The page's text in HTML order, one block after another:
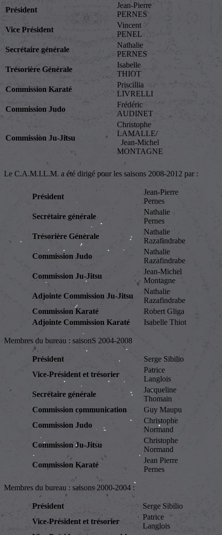
Président
Jean-Pierre
PERNES
Vice Président
Vincent
PENEL
Secrétaire générale
Nathalie
PERNES
Trésorière Générale
Isabelle
THIOT
Commission Karaté
Priscillia
LIVRELLI
Commission Judo
Frédéric
AUDINET
Commission Ju-Jitsu
Christophe
LAMALLE/
Jean-Michel
MONTAGNE
Le C.A.M.I.L.M. a été dirigé pour les saisons 2008-2012 par :
Président
Jean-Pierre
Pernes
Secrétaire générale
Nathalie
Pernes
Trésorière Générale
Nathalie
Razafindrabe
Commission Judo
Nathalie
Razafindrabe
Commission Ju-Jitsu
Jean-Michel
Montagne
Adjointe Commission Ju-Jitsu
Nathalie
Razafindrabe
Commission Karaté
Robert Gliga
Adjointe Commission Karaté Isabelle Thiot
Membres du bureau : saisonS 2004-2008
Président
Serge Sibilio
Vice-Président et trésorier
Patrice
Langlois
Secrétaire générale
Jacqueline
Thomain
Commission communication
Guy Maupu
Commission Judo
Christophe
Normand
Commission Ju-Jitsu
Christophe
Normand
Commission Karaté
Jean Pierre
Pernes
Membres du bureau : saisons 2000-2004 :
Président
Serge Sibilio
Vice-Président et trésorier
Patrice
Langlois